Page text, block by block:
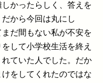
かったらしく、答えを
から今回は丸にし
だ間もない私が不安を
して小学校生活を終え
ていた人でした。だか
をしてくれたのではな